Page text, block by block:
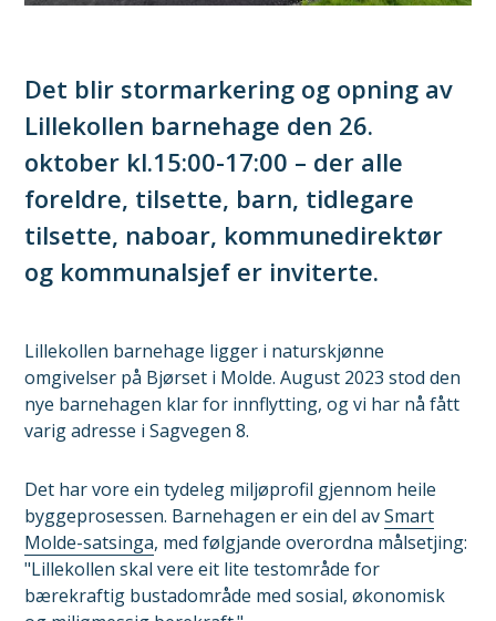
Det blir stormarkering og opning av
Lillekollen barnehage den 26.
oktober kl.15:00-17:00 – der alle
foreldre, tilsette, barn, tidlegare
tilsette, naboar, kommunedirektør
og kommunalsjef er inviterte.
Lillekollen barnehage ligger i naturskjønne
omgivelser på Bjørset i Molde. August 2023 stod den
nye barnehagen klar for innflytting, og vi har nå fått
varig adresse i Sagvegen 8.
Det har vore ein tydeleg miljøprofil gjennom heile
byggeprosessen. Barnehagen er ein del avSmart
Molde-satsinga, med følgjande overordna målsetjing:
"Lillekollen skal vere eit lite testområde for
bærekraftig bustadområde med sosial, økonomisk